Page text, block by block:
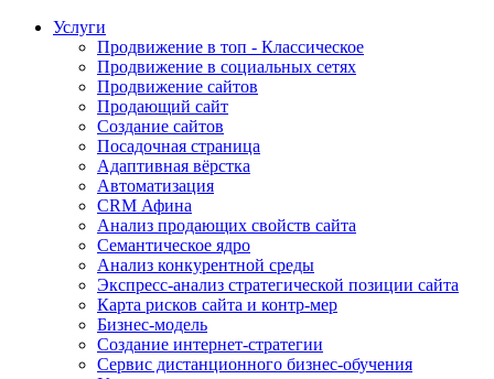
Услуги
Продвижение в топ - Классическое
Продвижение в социальных сетях
Продвижение сайтов
Продающий сайт
Создание сайтов
Посадочная страница
Адаптивная вёрстка
Автоматизация
CRM Афина
Анализ продающих свойств сайта
Семантическое ядро
Анализ конкурентной среды
Экспресс-анализ стратегической позиции сайта
Карта рисков сайта и контр-мер
Бизнес-модель
Создание интернет-стратегии
Сервис дистанционного бизнес-обучения